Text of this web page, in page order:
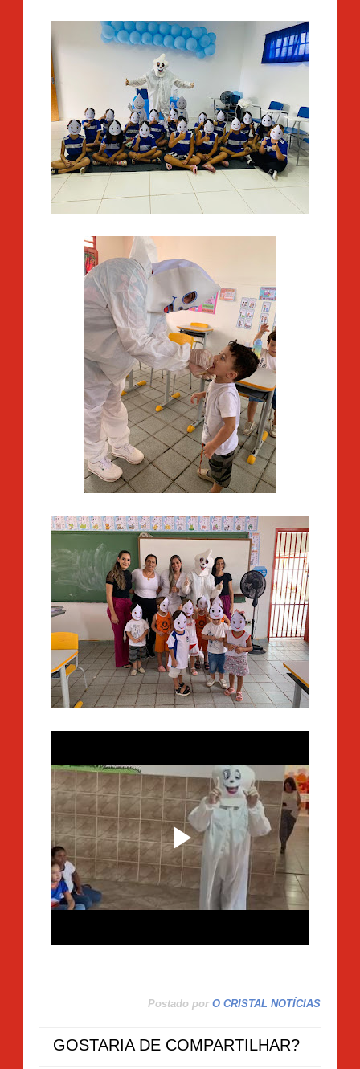
Postado por O CRISTAL NOTÍCIAS
GOSTARIA DE COMPARTILHAR?